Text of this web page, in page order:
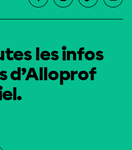
les infos
d’Alloprof